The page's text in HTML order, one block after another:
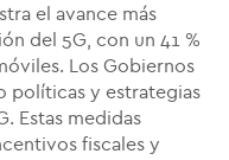
el avance más
del 5G, con un 41 %
Los Gobiernos
políticas y estrategias
Estas medidas
fiscales y